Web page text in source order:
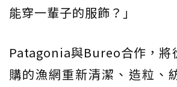
能穿一輩子的服飾？」
Patagonia與Bureo合作，將
購的漁網重新清潔、造粒、